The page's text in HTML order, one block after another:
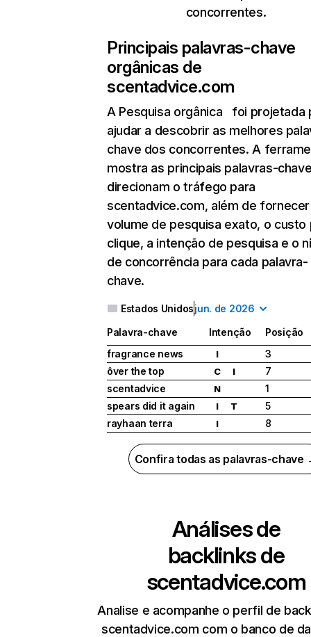
concorrentes.
Principais palavras-chave
orgânicas de
scentadvice.com
A Pesquisa orgânica foi projetada
ajudar a descobrir as melhores
chave dos concorrentes. A
mostra as principais palavras-
direcionam o tráfego para
scentadvice.com, além de
volume de pesquisa exato, o custo
clique, a intenção de pesquisa e o
de concorrência para cada palavra-
chave.
Estados Unidosjun. de 2026
Palavra-chave Intenção
Posição
fragrance news
I
3
ôver the top
C I
7
scentadvice
N
1
spears did it again
I T
5
rayhaan terra
I 8
Confira todas as palavras-chave
Análises de
backlinks de
scentadvice.com
Analise e acompanhe o perfil de
scentadvice.com com o banco de